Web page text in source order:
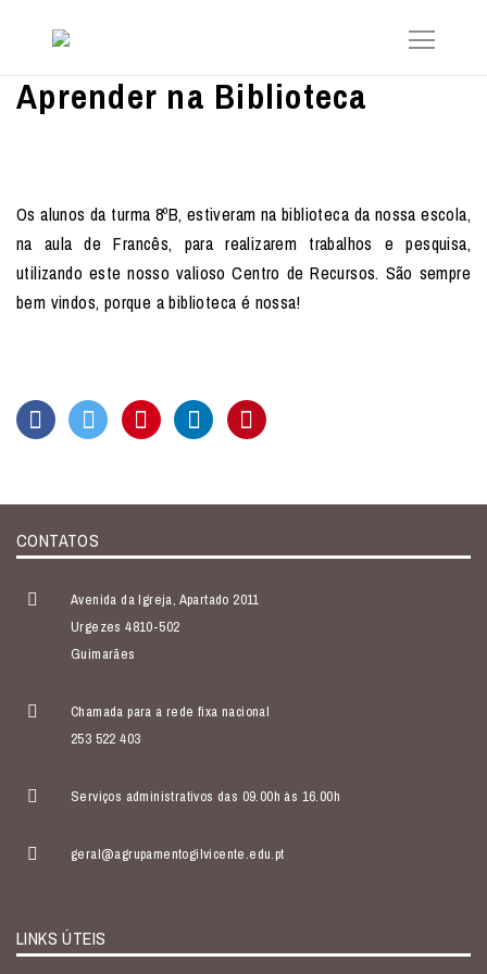
Aprender na Biblioteca
Os alunos da turma 8ºB, estiveram na biblioteca da nossa escola,
na aula de Francês, para realizarem trabalhos e pesquisa,
utilizando este nosso valioso Centro de Recursos. São sempre
bem vindos, porque a biblioteca é nossa!
CONTATOS
Avenida da Igreja, Apartado 2011
Urgezes 4810-502
Guimarães
Chamada para a rede fixa nacional
253 522 403
Serviços administrativos das 09.00h às 16.00h
geral@agrupamentogilvicente.edu.pt
LINKS ÚTEIS